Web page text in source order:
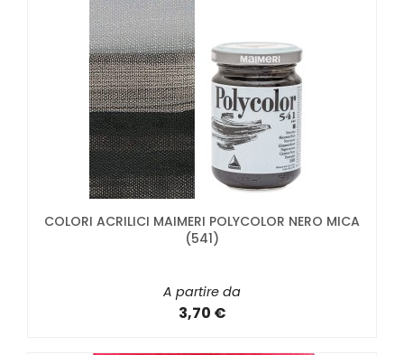
COLORI ACRILICI MAIMERI POLYCOLOR NERO MICA
(541)
A partire da
3,70 €